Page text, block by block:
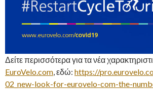
Δείτε περισσότερα για τα νέα
EuroVelo.com, εδώ: https://
02_new-look-for-eurovelo-com-the-